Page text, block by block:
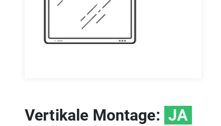
Vertikale Montage: JA